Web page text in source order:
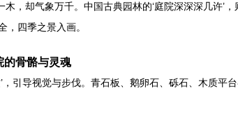
，却气象万千。中国古典园林的‘庭院深深深几许’
，四季之景入画。
的骨骼与灵魂
，引导视觉与步伐。青石板、鹅卵石、砾石、木质